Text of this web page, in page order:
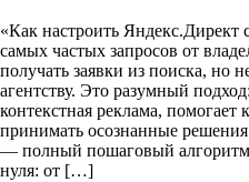
«Как настроить Яндекс.Директ
самых частых запросов от
получать заявки из поиска, но
агентству. Это разумный
контекстная реклама, помогает
принимать осознанные
— полный пошаговый алгоритм
нуля: от […]